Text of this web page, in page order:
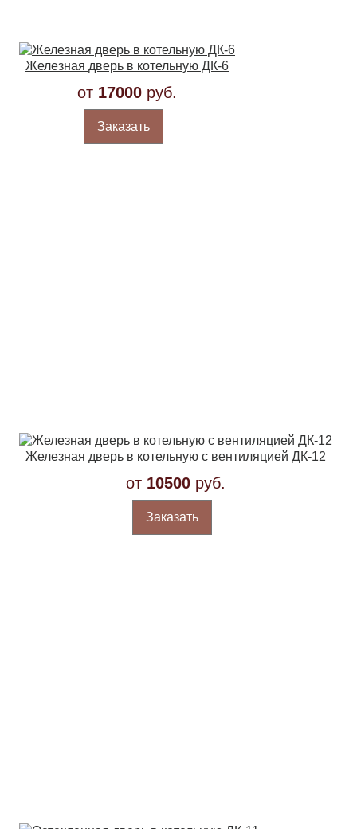
Железная дверь в котельную ДК-6
от 17000 руб.
Заказать
Железная дверь в котельную с вентиляцией ДК-12
от 10500 руб.
Заказать